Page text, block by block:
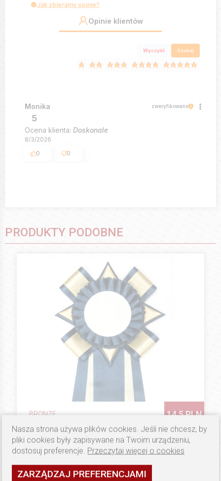
Jak zbieramy opinie?
Opinie klientów
Wyczyść Szukaj
Monika zweryfikowano
5
Ocena klienta: Doskonale
8/3/2026
0
0
PRODUKTY PODOBNE
BRONZE
Kotyliony (Floo) Double Star Mix
A
14.5 PLN
Dostępność: wysoka
ZOBACZ
Nasza strona używa plików cookies. Jeśli nie chcesz, by
pliki cookies były zapisywane na Twoim urządzeniu,
dostosuj preferencje. Przeczytaj więcej o cookies
ZARZĄDZAJ PREFERENCJAMI